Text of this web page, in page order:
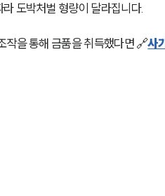
도박처벌 형량이 달라집니다.
작을 통해 금품을 취득했다면 🔗사